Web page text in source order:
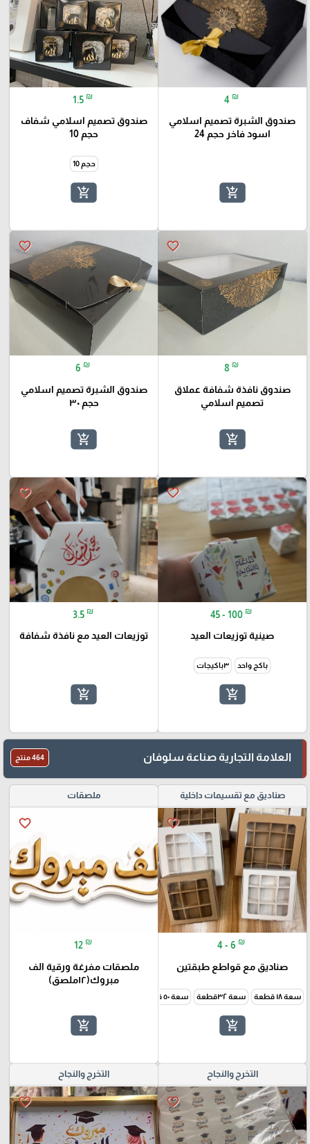
4 ₪
صندوق الشبرة تصميم اسلامي
اسود فاخر حجم 24
add_shopping_cart
1.5 ₪
صندوق تصميم اسلامي شفاف
حجم 10
حجم 10
add_shopping_cart
favorite_border
8 ₪
صندوق نافذة شفافة عملاق
تصميم اسلامي
add_shopping_cart
favorite_border
6 ₪
صندوق الشبرة تصميم اسلامي
حجم ٣٠
add_shopping_cart
favorite_border
45 - 100 ₪
صينية توزيعات العيد
باكج واحد ٣باكيجات
add_shopping_cart
favorite_border
3.5 ₪
توزيعات العيد مع نافذة شفافة
add_shopping_cart
العلامة التجارية صناعة سلوفان 464 منتج
صناديق مع تقسيمات داخلية
favorite_border
4 - 6 ₪
صناديق مع قواطع طبقتين
سعة ١٨ قطعة سعة ٣٢قطعة سعة ٥٠ قطعة
add_shopping_cart
ملصقات
favorite_border
12 ₪
ملصقات مفرغة ورقية الف
مبروك(١٢ملصق)
add_shopping_cart
التخرج والنجاح
favorite_border
التخرج والنجاح
favorite_border